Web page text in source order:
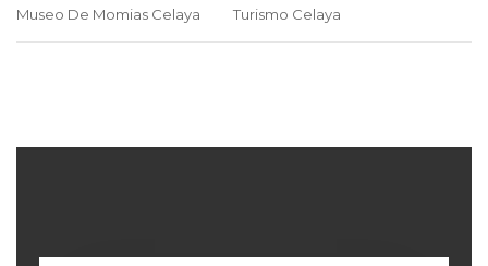
Museo De Momias Celaya Turismo Celaya